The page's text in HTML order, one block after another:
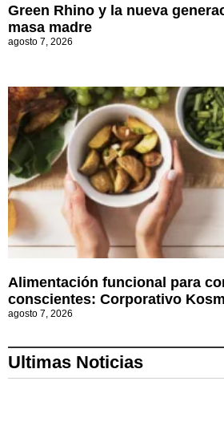
Green Rhino y la nueva
masa madre
agosto 7, 2026
Alimentación funcional para
conscientes: Corporativo
agosto 7, 2026
Ultimas Noticias